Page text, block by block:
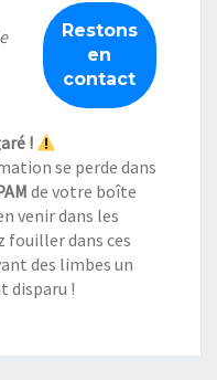
!
se perde dans
de votre boîte
venir dans les
fouiller dans ces
des limbes un
disparu !